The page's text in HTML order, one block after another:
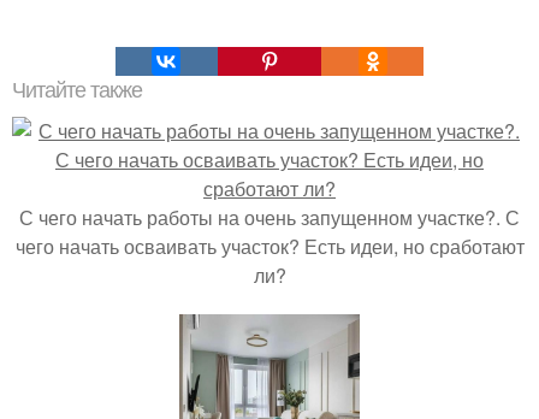
Читайте также
С чего начать работы на очень запущенном участке?. С
чего начать осваивать участок? Есть идеи, но сработают
ли?